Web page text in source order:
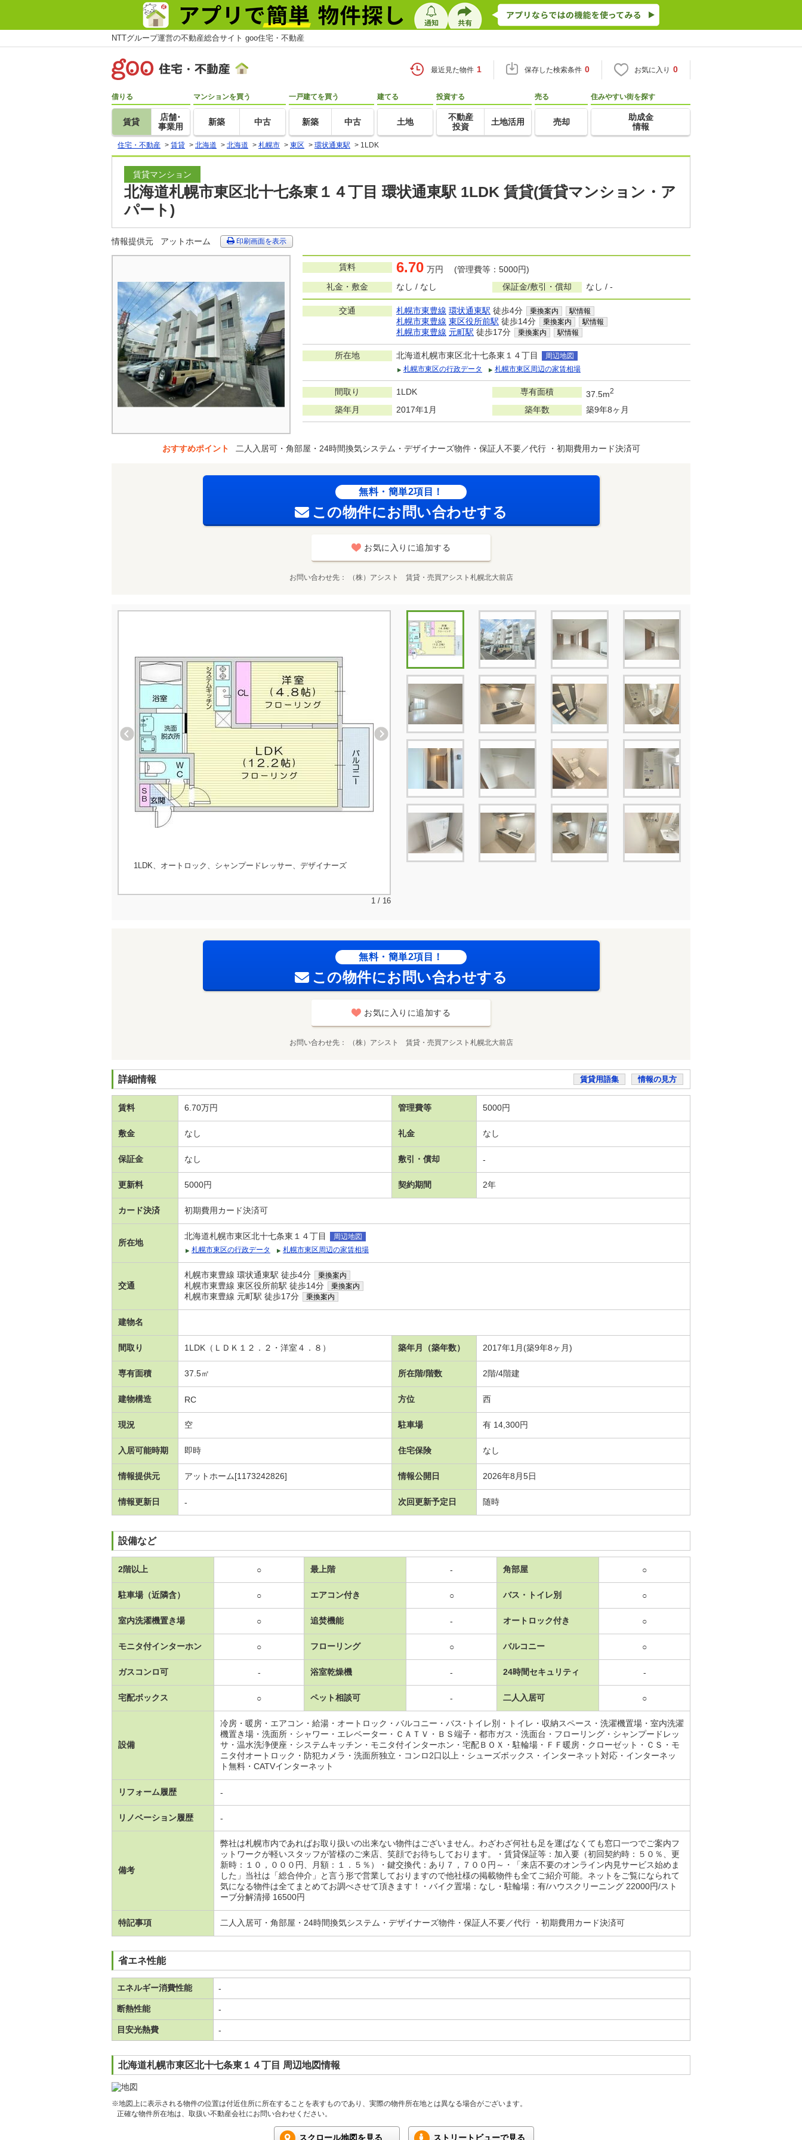
NTTグループ運営の不動産総合サイト goo住宅・不動産
最近見た物件 1 保存した検索条件 0 お気に入り 0
借りる
賃貸
店舗･
事業用
マンションを買う
新築 中古
一戸建てを買う
新築 中古
建てる
土地
投資する
不動産
投資
土地活用
売る
売却
住みやすい街を探す
助成金
情報
住宅・不動産 > 賃貸 > 北海道 > 北海道 > 札幌市 > 東区 > 環状通東駅 > 1LDK
賃貸マンション
北海道札幌市東区北十七条東１４丁目 環状通東駅 1LDK 賃貸(賃貸マンション・ア
パート)
情報提供元 アットホーム 印刷画面を表示
賃料 6.70 万円 (管理費等：5000円)
礼金・敷金
なし / なし 保証金/敷引・償却 なし / -
交通 札幌市東豊線 環状通東駅 徒歩4分 乗換案内 駅情報
札幌市東豊線 東区役所前駅 徒歩14分 乗換案内 駅情報
札幌市東豊線 元町駅 徒歩17分 乗換案内 駅情報
所在地 北海道札幌市東区北十七条東１４丁目
周辺地図
札幌市東区の行政データ
札幌市東区周辺の家賃相場
間取り 1LDK 専有面積 37.5m2
築年月 2017年1月 築年数 築9年8ヶ月
おすすめポイント 二人入居可・角部屋・24時間換気システム・デザイナーズ物件・保証人不要／代行 ・初期費用カード決済可
無料・簡単2項目！
この物件にお問い合わせする
お気に入りに追加する
お問い合わせ先 （株）アシスト 賃貸・売買アシスト札幌北大前店
1LDK、オートロック、シャンプードレッサー、デザイナーズ
1 / 16
無料・簡単2項目！
この物件にお問い合わせする
お気に入りに追加する
お問い合わせ先 （株）アシスト 賃貸・売買アシスト札幌北大前店
詳細情報 賃貸用語集 情報の見方
賃料 6.70万円 管理費等 5000円
敷金 なし 礼金 なし
保証金 なし 敷引・償却 -
更新料 5000円 契約期間 2年
カード決済 初期費用カード決済可
所在地
北海道札幌市東区北十七条東１４丁目
周辺地図
札幌市東区の行政データ
札幌市東区周辺の家賃相場
交通
札幌市東豊線 環状通東駅 徒歩4分 乗換案内
札幌市東豊線 東区役所前駅 徒歩14分 乗換案内
札幌市東豊線 元町駅 徒歩17分 乗換案内
建物名
間取り 1LDK（ＬＤＫ１２．２・洋室４．８） 築年月（築年数） 2017年1月(築9年8ヶ月)
専有面積 37.5㎡ 所在階/階数 2階/4階建
建物構造 RC 方位 西
現況 空 駐車場 有 14,300円
入居可能時期 即時 住宅保険 なし
情報提供元 アットホーム[1173242826] 情報公開日 2026年8月5日
情報更新日 - 次回更新予定日 随時
設備など
2階以上 ○ 最上階 - 角部屋 ○
駐車場（近隣含） ○ エアコン付き ○ バス・トイレ別 ○
室内洗濯機置き場 ○ 追焚機能 - オートロック付き ○
モニタ付インターホン ○ フローリング ○ バルコニー ○
ガスコンロ可 - 浴室乾燥機 - 24時間セキュリティ -
宅配ボックス ○ ペット相談可 - 二人入居可 ○
設備
冷房・暖房・エアコン・給湯・オートロック・バルコニー・バス･トイレ別・トイレ・収納スペース・洗濯機置場・室内洗濯
機置き場・洗面所・シャワー・エレベーター・ＣＡＴＶ・ＢＳ端子・都市ガス・洗面台・フローリング・シャンプードレッ
サ・温水洗浄便座・システムキッチン・モニタ付インターホン・宅配ＢＯＸ・駐輪場・ＦＦ暖房・クローゼット・ＣＳ・モ
ニタ付オートロック・防犯カメラ・洗面所独立・コンロ2口以上・シューズボックス・インターネット対応・インターネッ
ト無料・CATVインターネット
リフォーム履歴 -
リノベーション履歴 -
備考
弊社は札幌市内であればお取り扱いの出来ない物件はございません。わざわざ何社も足を運ばなくても窓口一つでご案内フ
ットワークが軽いスタッフが皆様のご来店、笑顔でお待ちしております。・賃貸保証等：加入要（初回契約時：５０％、更
新時：１０，０００円、月額：１．５％）・鍵交換代：あり７，７００円～・「来店不要のオンライン内見サービス始めま
した」当社は「総合仲介」と言う形で営業しておりますので他社様の掲載物件も全てご紹介可能。ネットをご覧になられて
気になる物件は全てまとめてお調べさせて頂きます！・バイク置場：なし・駐輪場：有/ハウスクリーニング 22000円/スト
ーブ分解清掃 16500円
特記事項 二人入居可・角部屋・24時間換気システム・デザイナーズ物件・保証人不要／代行 ・初期費用カード決済可
省エネ性能
エネルギー消費性能 -
断熱性能 -
目安光熱費 -
北海道札幌市東区北十七条東１４丁目 周辺地図情報
※地図上に表示される物件の位置は付近住所に所在することを表すものであり、実際の物件所在地とは異なる場合がございます。
正確な物件所在地は、取扱い不動産会社にお問い合わせください。
スクロール地図を見る ストリートビューで見る